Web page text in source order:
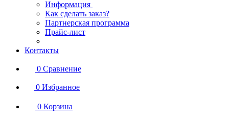
Информация
Как сделать заказ?
Партнерская программа
Прайс-лист
Контакты
0 Сравнение
0 Избранное
0 Корзина